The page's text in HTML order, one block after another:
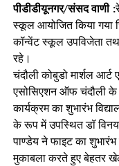
पीडीडीयूनगर/संसद वाणी :
स्कूल आयोजित किया गया
कॉन्वेंट स्कूल उपविजेता
रहे।
चंदौली कोबुडो मार्शल
एसोसिएशन ऑफ चंदौली के
कार्यक्रम का शुभारंभ
के रूप में उपस्थित डॉ विनय
पाण्डेय ने फाइट का
मुकाबला करते हुए बेहतर